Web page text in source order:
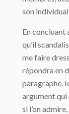
son
En concluant
qu’il
me faire
répondra en
paragraphe.
argument qui
si l’on